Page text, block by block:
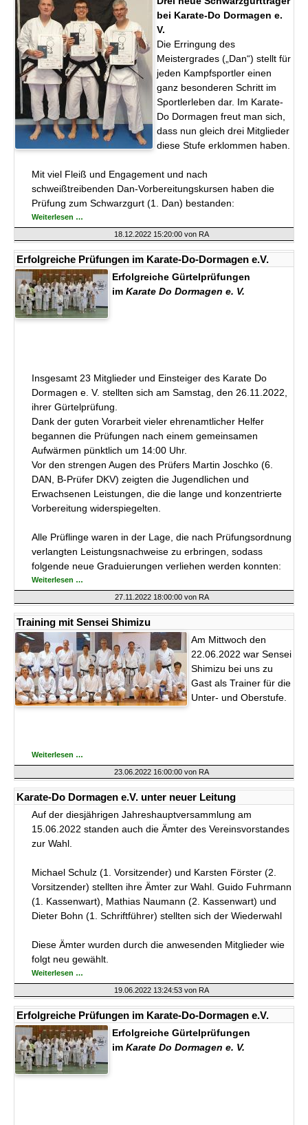
bei Karate-Do Dormagen e.
V.
Die Erringung des
Meistergrades („Dan“) stellt für
jeden Kampfsportler einen
ganz besonderen Schritt im
Sportlerleben dar. Im Karate-
Do Dormagen freut man sich,
dass nun gleich drei Mitglieder
diese Stufe erklommen haben.
Mit viel Fleiß und Engagement und nach
schweißtreibenden Dan-Vorbereitungskursen haben die
Prüfung zum Schwarzgurt (1. Dan) bestanden:
Weiterlesen …
Prüfung
für
Richard
und
Lukas
18.12.2022 15:20:00 von RA
Erfolgreiche Prüfungen im Karate-Do-Dormagen e.V.
Erfolgreiche Gürtelprüfungen
im Karate Do Dormagen e. V.
Insgesamt 23 Mitglieder und Einsteiger des Karate Do
Dormagen e. V. stellten sich am Samstag, den 26.11.2022,
ihrer Gürtelprüfung.
Dank der guten Vorarbeit vieler ehrenamtlicher Helfer
begannen die Prüfungen nach einem gemeinsamen
Aufwärmen pünktlich um 14:00 Uhr.
Vor den strengen Augen des Prüfers Martin Joschko (6.
DAN, B-Prüfer DKV) zeigten die Jugendlichen und
Erwachsenen Leistungen, die die lange und konzentrierte
Vorbereitung widerspiegelten.
Alle Prüflinge waren in der Lage, die nach Prüfungsordnung
verlangten Leistungsnachweise zu erbringen, sodass
folgende neue Graduierungen verliehen werden konnten:
Weiterlesen …
im
Karate-
Dormagen
e.V.
27.11.2022 18:00:00von RA
Training mit Sensei Shimizu
Am Mittwoch den
22.06.2022 war Sensei
Shimizu bei uns zu
Gast als Trainer für die
Unter- und Oberstufe.
Weiterlesen …
Sensei
Shimizu
23.06.2022 16:00:00 von RA
Karate-Do Dormagen e.V. unter neuer Leitung
Auf der diesjährigen Jahreshauptversammlung am
15.06.2022 standen auch die Ämter des Vereinsvorstandes
zur Wahl.
Michael Schulz (1. Vorsitzender) und Karsten Förster (2.
Vorsitzender) stellten ihre Ämter zur Wahl. Guido Fuhrmann
(1. Kassenwart), Mathias Naumann (2. Kassenwart) und
Dieter Bohn (1. Schriftführer) stellten sich der Wiederwahl
Diese Ämter wurden durch die anwesenden Mitglieder wie
folgt neu gewählt.
Weiterlesen …
Dormagen
e.V.
neuer
Leitung
19.06.2022 13:24:53 von RA
Erfolgreiche Prüfungen im Karate-Do-Dormagen e.V.
Erfolgreiche Gürtelprüfungen
im Karate Do Dormagen e. V.